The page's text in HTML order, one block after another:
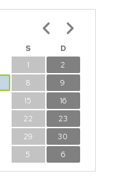
S
D
1
2
8
9
15
16
22
23
29
30
5 6
Paginación